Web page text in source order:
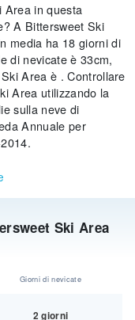
Area in questa
A Bittersweet Ski
media ha 18 giorni di
di nevicate è 33cm,
Area è . Controllare
Area utilizzando la
sulla neve di
Annuale per
Ski Area
Giorni di nevicate
2 giorni